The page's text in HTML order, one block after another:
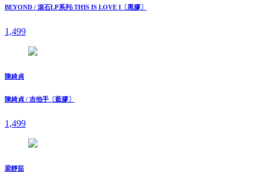
BEYOND / 滾石LP系列:THIS IS LOVE I〔黑膠〕
1,499
陳綺貞
陳綺貞 / 吉他手〔藍膠〕
1,499
梁靜茹